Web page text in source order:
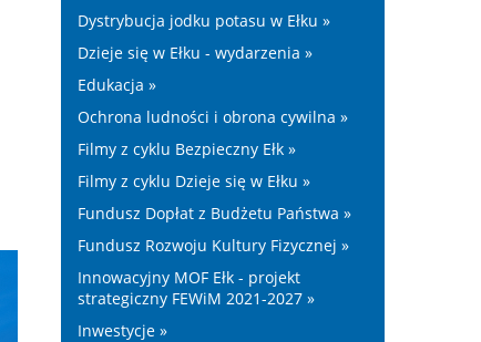
Dystrybucja jodku potasu w Ełku »
Dzieje się w Ełku - wydarzenia »
Edukacja »
Ochrona ludności i obrona cywilna »
Filmy z cyklu Bezpieczny Ełk »
Filmy z cyklu Dzieje się w Ełku »
Fundusz Dopłat z Budżetu Państwa »
Fundusz Rozwoju Kultury Fizycznej »
Innowacyjny MOF Ełk - projekt
strategiczny FEWiM 2021-2027 »
Inwestycje »